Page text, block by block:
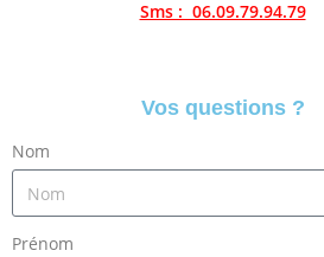
Sms : 06.09.79.94.79
Vos questions ?
Nom
Prénom